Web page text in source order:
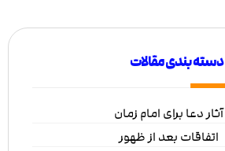
دسته بندی مقالات
آثار دعا برای امام زمان
اتفاقات بعد از ظهور